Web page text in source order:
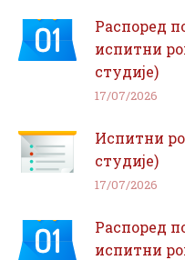
Распоред
испитни
студије)
17/07/2026
Испитни
студије)
17/07/2026
Распоред
испитни